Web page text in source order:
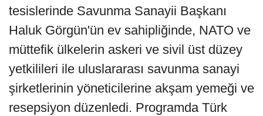
tesislerinde Savunma Sanayii Başkanı
Haluk Görgün'ün ev sahipliğinde, NATO ve
müttefik ülkelerin askeri ve sivil üst düzey
yetkilileri ile uluslararası savunma sanayi
şirketlerinin yöneticilerine akşam yemeği ve
resepsiyon düzenledi. Programda Türk